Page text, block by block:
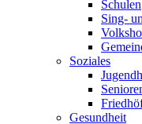
Schulen
Sing-
Soziales
Gesundheit